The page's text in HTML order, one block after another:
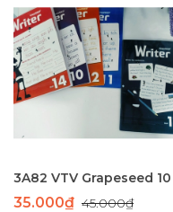
35.000₫ 45.000₫